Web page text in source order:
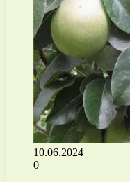
10.06.2024
0